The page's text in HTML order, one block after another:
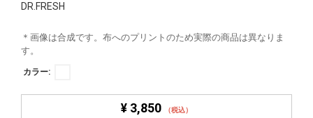
DR.FRESH
＊画像は合成です。布へのプリントのため実際の商品は異なりま
す。
カラー:
¥ 3,850 （税込）